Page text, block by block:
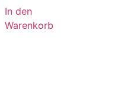
In den
Warenkorb